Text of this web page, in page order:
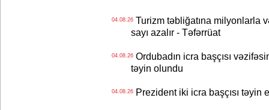
04.08.26Turizm təbliğatına milyonlarla
sayı azalır - Təfərrüat
04.08.26Ordubadın icra başçısı
təyin olundu
04.08.26Prezident iki icra başçısı təyin